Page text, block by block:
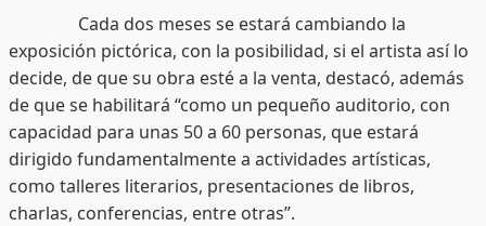
Cada dos meses se estará cambiando la
exposición pictórica, con la posibilidad, si el artista así lo
decide, de que su obra esté a la venta, destacó, además
de que se habilitará “como un pequeño auditorio, con
capacidad para unas 50 a 60 personas, que estará
dirigido fundamentalmente a actividades artísticas,
como talleres literarios, presentaciones de libros,
charlas, conferencias, entre otras”.